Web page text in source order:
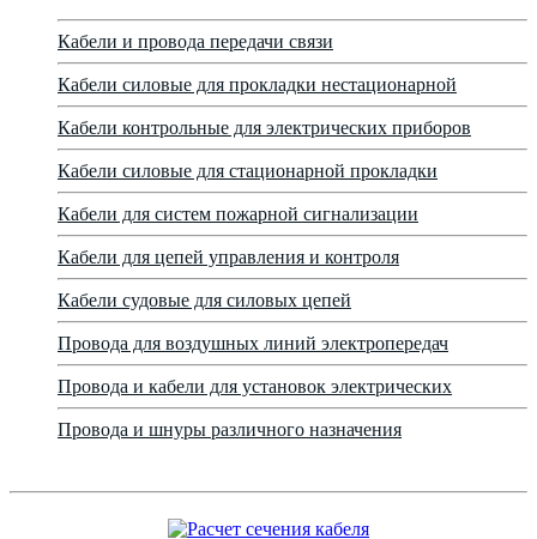
Кабели и провода передачи связи
Кабели силовые для прокладки нестационарной
Кабели контрольные для электрических приборов
Кабели силовые для стационарной прокладки
Кабели для систем пожарной сигнализации
Кабели для цепей управления и контроля
Кабели судовые для силовых цепей
Провода для воздушных линий электропередач
Провода и кабели для установок электрических
Провода и шнуры различного назначения